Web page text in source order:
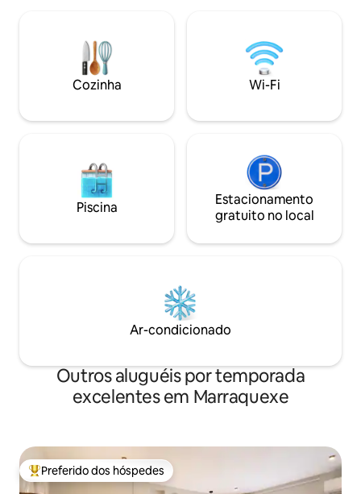
metros. É o lugar perfeito para desfrutar
de uma estadia luxuosa em total
tranquilidade, com a família ou amigos,
em um ambiente calmo e requintado.
aquecimento
Recentemente
melhores AirBnbs
Condé Nast
Cozinha Wi-Fi
Piscina
Estacionamento
gratuito no local
Ar-condicionado
Outros aluguéis por temporada
excelentes em Marraquexe
Entre os melhores preferidos dos hóspedes
Preferido dos hóspedes